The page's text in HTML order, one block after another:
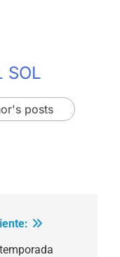
SOL
posts